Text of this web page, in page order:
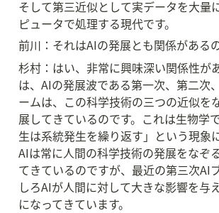
そして第三近似として実データを大量
ピュータで処理する現代です。
前川：それはAIの発展とも関係がある
杉村：はい、非常に興味深い関係性が
は、AIの発展波である第一次、第二次
ームは、この科学技術の三つの近似を
展してきているのです。これは生物学
生は系統発生を繰り返す」という現象
AIは常に人間の科学技術の発展をなぞ
てきているのですが、最近の第三次AI
しろAIが人間に対して大きな影響を与
になってきています。